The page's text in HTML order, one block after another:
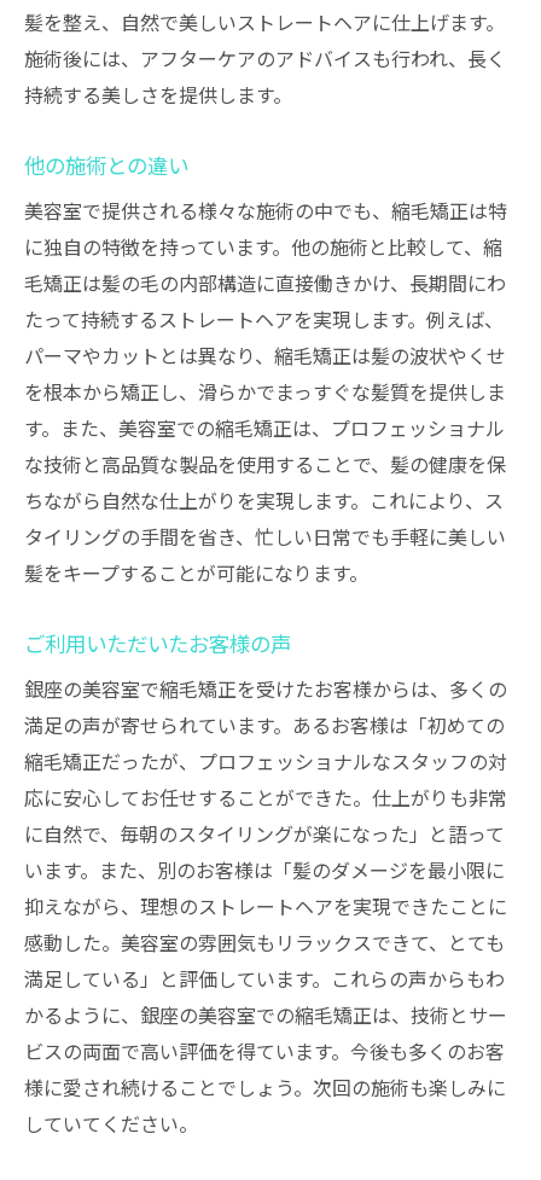
理想のストレートヘアを実現する技術
施術前の準備とアドバイス
施術後のケアとアフターサービス
髪を整え、自然で美しいストレートヘアに仕上げます。
施術後には、アフターケアのアドバイスも行われ、長く
持続する美しさを提供します。
他の施術との違い
美容室で提供される様々な施術の中でも、縮毛矯正は特
に独自の特徴を持っています。他の施術と比較して、縮
毛矯正は髪の毛の内部構造に直接働きかけ、長期間にわ
たって持続するストレートヘアを実現します。例えば、
パーマやカットとは異なり、縮毛矯正は髪の波状やくせ
を根本から矯正し、滑らかでまっすぐな髪質を提供しま
す。また、美容室での縮毛矯正は、プロフェッショナル
な技術と高品質な製品を使用することで、髪の健康を保
ちながら自然な仕上がりを実現します。これにより、ス
タイリングの手間を省き、忙しい日常でも手軽に美しい
髪をキープすることが可能になります。
ご利用いただいたお客様の声
銀座の美容室で縮毛矯正を受けたお客様からは、多くの
満足の声が寄せられています。あるお客様は「初めての
縮毛矯正だったが、プロフェッショナルなスタッフの対
応に安心してお任せすることができた。仕上がりも非常
に自然で、毎朝のスタイリングが楽になった」と語って
います。また、別のお客様は「髪のダメージを最小限に
抑えながら、理想のストレートヘアを実現できたことに
感動した。美容室の雰囲気もリラックスできて、とても
満足している」と評価しています。これらの声からもわ
かるように、銀座の美容室での縮毛矯正は、技術とサー
ビスの両面で高い評価を得ています。今後も多くのお客
様に愛され続けることでしょう。次回の施術も楽しみに
していてください。